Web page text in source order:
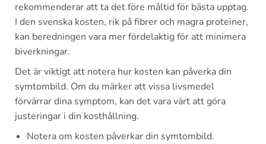
rekommenderar att ta det före måltid för bästa upptag.
I den svenska kosten, rik på fibrer och magra proteiner,
kan beredningen vara mer fördelaktig för att minimera
biverkningar.
Det är viktigt att notera hur kosten kan påverka din
symtombild. Om du märker att vissa livsmedel
förvärrar dina symptom, kan det vara värt att göra
justeringar i din kosthållning.
Notera om kosten påverkar din symtombild.